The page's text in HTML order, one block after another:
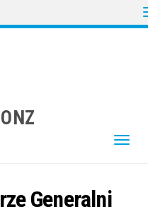
Generalni